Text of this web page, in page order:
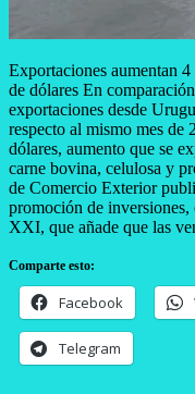
Exportaciones aumentan
de dólares En
exportaciones desde
respecto al mismo mes de
dólares, aumento que se
carne bovina, celulosa y
de Comercio Exterior
promoción de
XXI, que añade que las
Comparte esto:
Facebook
Telegram